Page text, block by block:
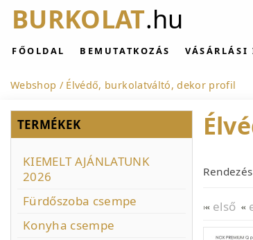
BURKOLAT.hu
FŐOLDAL BEMUTATKOZÁS VÁSÁRLÁSI
Webshop Élvédő, burkolatváltó, dekor profil
első
TERMÉKEK
KIEMELT AJÁNLATUNK
2026
Fürdőszoba csempe
Konyha csempe